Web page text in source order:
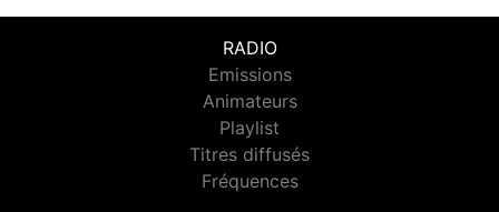
RADIO
Emissions
Animateurs
Playlist
Titres diffusés
Fréquences